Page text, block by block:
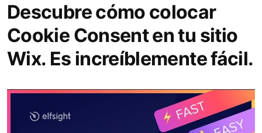
Descubre cómo colocar
Cookie Consent en tu sitio
Wix. Es increíblemente fácil.